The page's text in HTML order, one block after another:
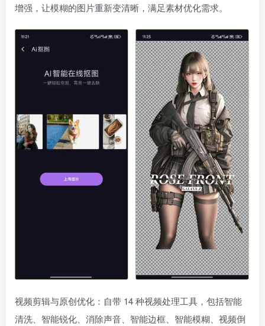
增强，让模糊的图片重新变清晰，满足素材优化需求。
视频剪辑与原创优化：自带 14 种视频处理工具，包括智能
清洗、智能锐化、消除声音、智能边框、智能模糊、视频倒